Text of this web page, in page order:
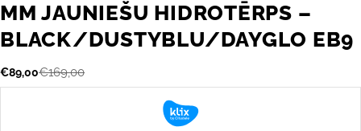
MM JAUNIEŠU HIDROTĒRPS –
BLACK/DUSTYBLU/DAYGLO EB9
Akcijas
cena
€89,00
Parastā
cena
€169,00